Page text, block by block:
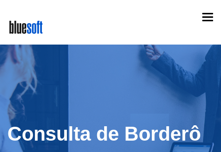
main
content
Consulta de Borderô